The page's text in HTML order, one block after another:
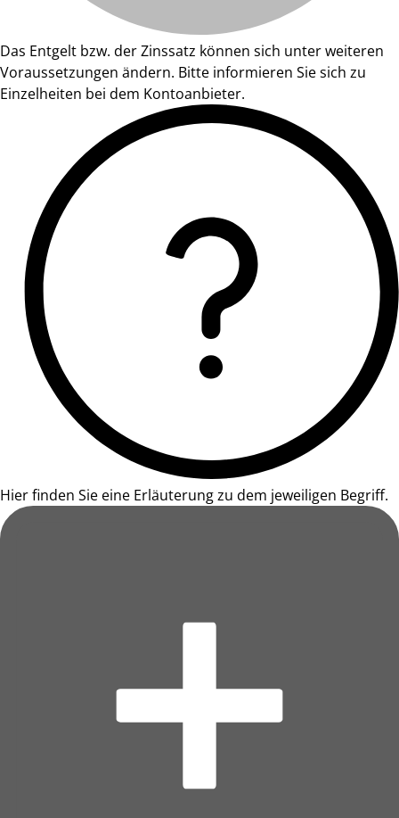
Das Entgelt bzw. der Zinssatz können sich unter weiteren
Voraussetzungen ändern. Bitte informieren Sie sich zu
Einzelheiten bei dem Kontoanbieter.
Hier finden Sie eine Erläuterung zu dem jeweiligen Begriff.